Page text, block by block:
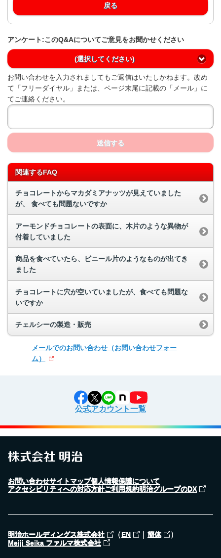
戻る
アンケート:このQ&Aについてご意見をお聞かせください
(選択してください)
お問い合わせを入力されましてもご返信はいたしかねます。改め
て「フリーダイヤル」または、ページ末尾に記載の「メール」に
てご連絡ください。
送信する
関連するFAQ
チョコレートからマカダミアナッツが見えていました
が、 食べても問題ないですか
アーモンドチョコレートの表面に、木片のような異物が
付着していました
商品を食べていたら、ビニール片のようなものが出てき
ました
チョコレートに穴が空いていましたが、食べても問題な
いですか
チェルシーの製造・販売
メールでのお問い合わせ （お問い合わせフォー
ム）
公式アカウント一覧
お問い合わせサイトマップ個人情報保護について
アクセシビリティへの対応方針ご利用規約明治グループのDX
明治ホールディングス株式会社 （EN ｜ 簡体 ）
Meiji Seika ファルマ株式会社